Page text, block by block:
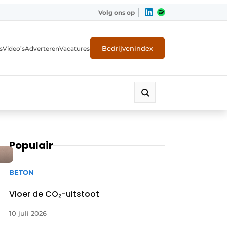
Volg ons op
Video’sAdverterenVacatures Bedrijvenindex
Populair
BETON
Vloer de CO₂-uitstoot
10 juli 2026